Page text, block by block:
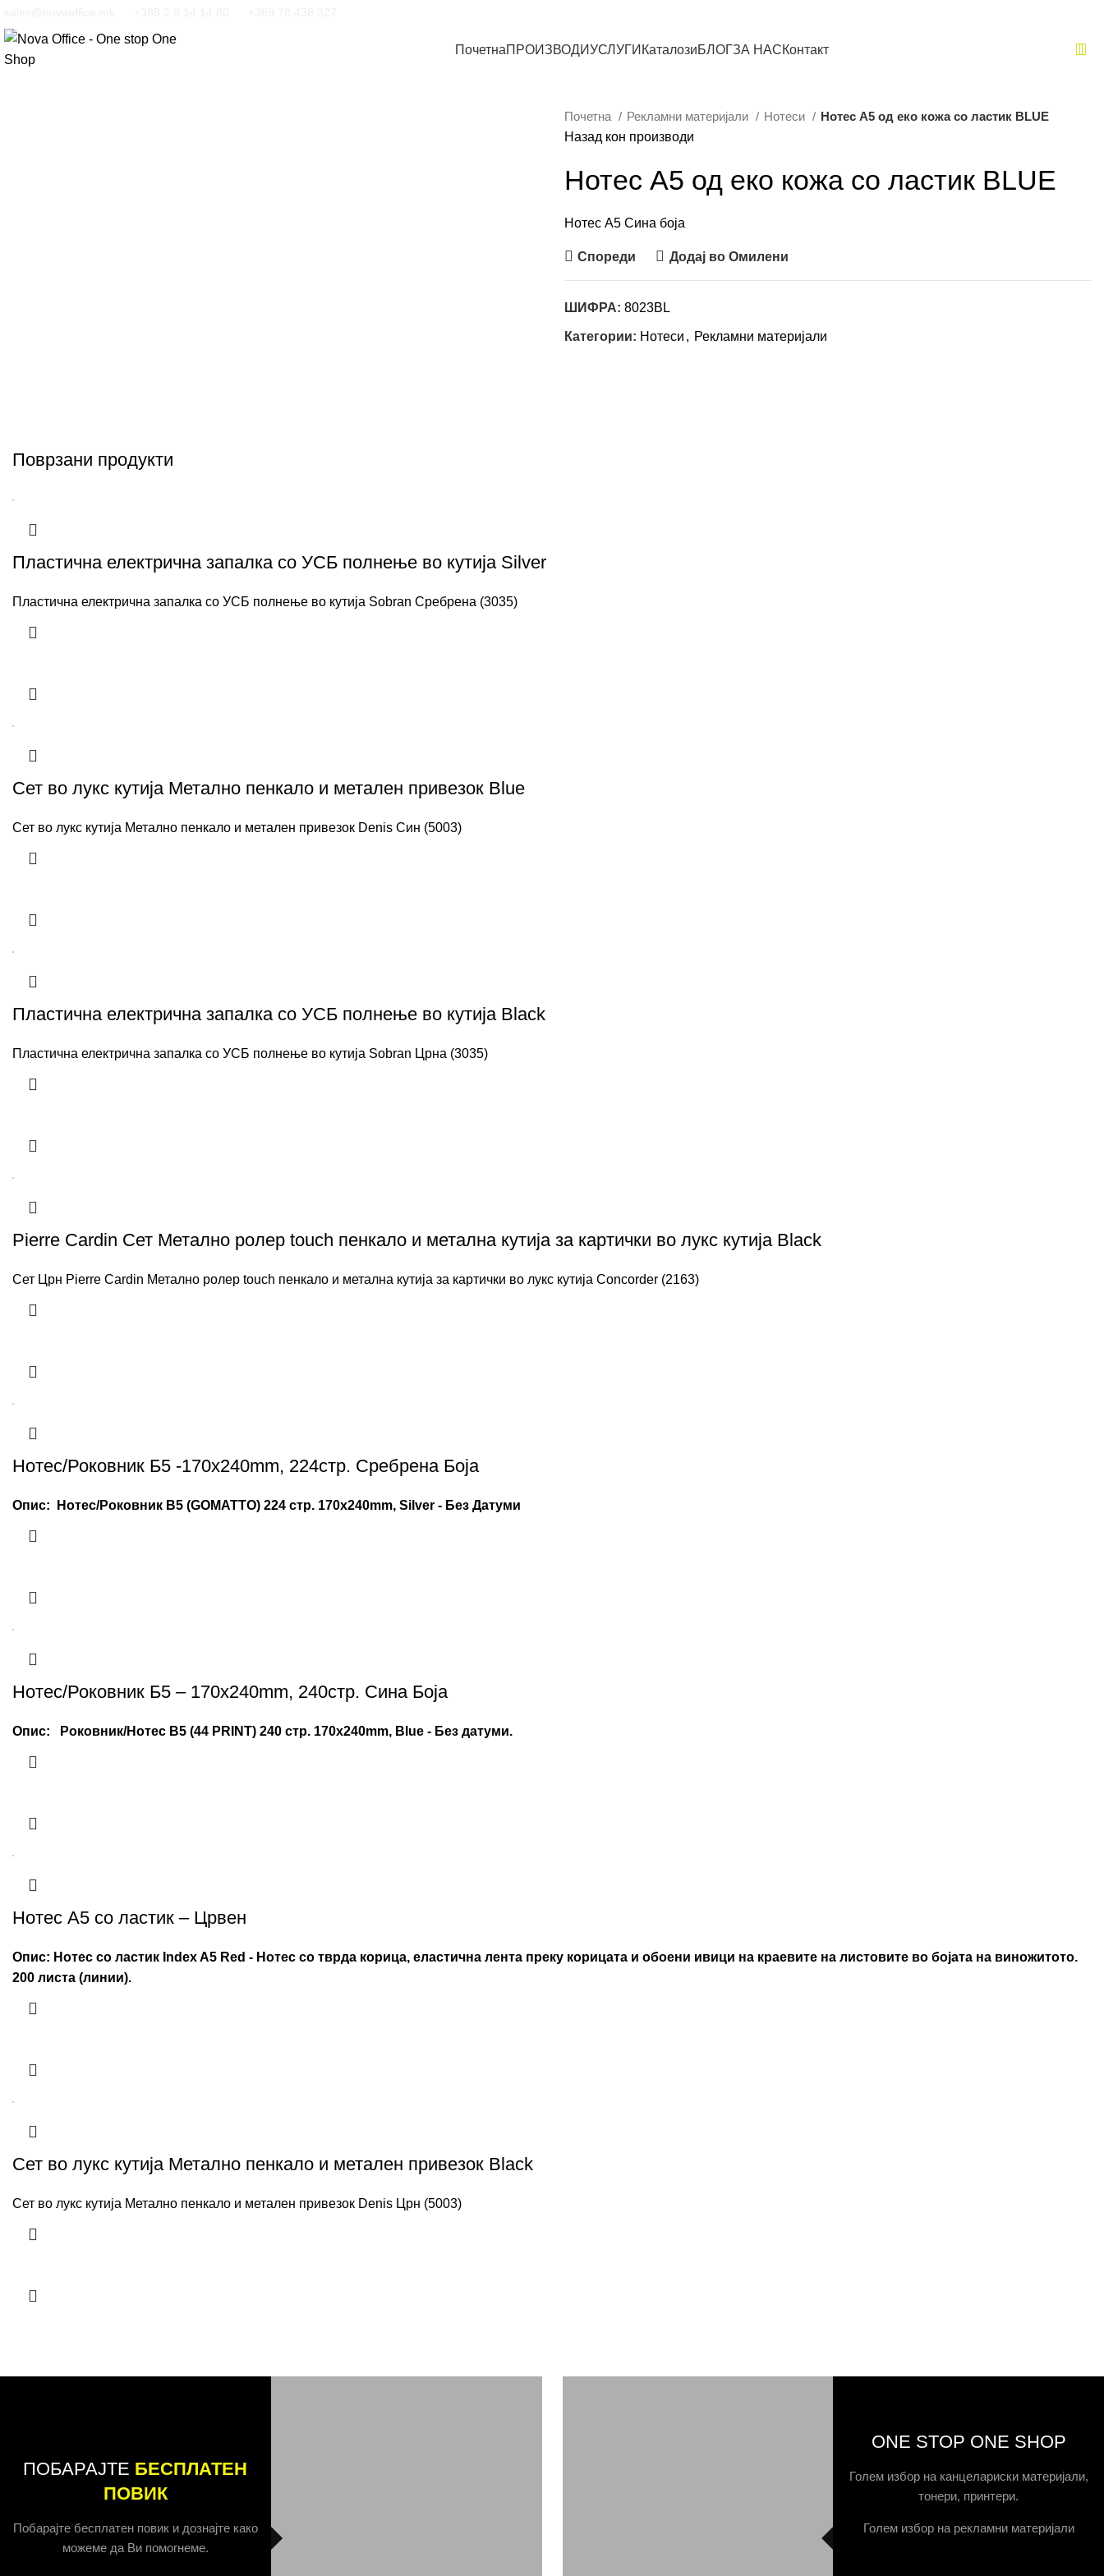
ПочетнаПРОИЗВОДИУСЛУГИ КаталозиБЛОГЗА НАСКонтакт
Почетна Рекламни материјали Нотеси
Нотес A5 од еко кожа со ластик BLUE
Назад кон производи
Нотес A5 од еко кожа со ластик BLUE
Нотес А5 Сина боја
Спореди Додај во Омилени
ШИФРА: 8023BL
Категории: Нотеси , Рекламни материјали
Поврзани продукти
Пластична електрична запалка со УСБ полнење во кутија Silver
Пластична електрична запалка со УСБ полнење во кутија Sobran Сребрена (3035)
Сет во лукс кутија Метално пенкало и метален привезок Blue
Сет во лукс кутија Метално пенкало и метален привезок Denis Син (5003)
Пластична електрична запалка со УСБ полнење во кутија Black
Пластична електрична запалка со УСБ полнење во кутија Sobran Црна (3035)
Pierre Cardin Сет Метално ролер touch пенкало и метална кутија за картички во лукс кутија Black
Сет Црн Pierre Cardin Метално ролер touch пенкало и метална кутија за картички во лукс кутија Concorder (2163)
Нотес/Роковник Б5 -170x240mm, 224стр. Сребрена Боја
Опис: Нотес/Роковник B5 (GOMATTO) 224 стр. 170x240mm, Silver - Без Датуми
Нотес/Роковник Б5 – 170x240mm, 240стр. Сина Боја
Опис: Роковник/Нотес B5 (44 PRINT) 240 стр. 170x240mm, Blue - Без датуми.
Нотес А5 со ластик – Црвен
Опис: Нотес со ластик Index A5 Red - Нотес со тврда корица, еластична лента преку корицата и обоени ивици на краевите на листовите во бојата на виножитото.
200 листа (линии).
Сет во лукс кутија Метално пенкало и метален привезок Black
Сет во лукс кутија Метално пенкало и метален привезок Denis Црн (5003)
ПОБАРАЈТЕ БЕСПЛАТЕН
ПОВИК
Побарајте бесплатен повик и дознајте како
можеме да Ви помогнеме.
ONE STOP ONE SHOP
Голем избор на канцелариски материјали,
тонери, принтери.
Голем избор на рекламни материјали